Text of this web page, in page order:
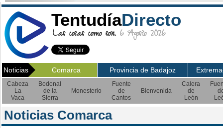
TentudíaDirecto
Las cosas como son. 6 Agosto 2026
Noticias Comarca Provincia de Badajoz
Cabeza
La
Vaca
Bodonal
de la
Sierra
Monesterio
Fuente
de
Cantos
Bienvenida
Calera
de
León
Noticias Comarca